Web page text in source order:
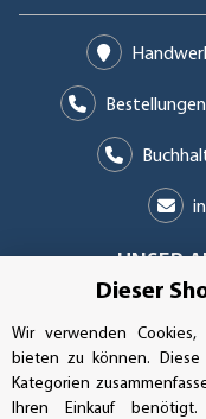
UNSER
Dieser
Wir verwenden
bieten zu können. Diese
Kategorien
Ihren Einkauf